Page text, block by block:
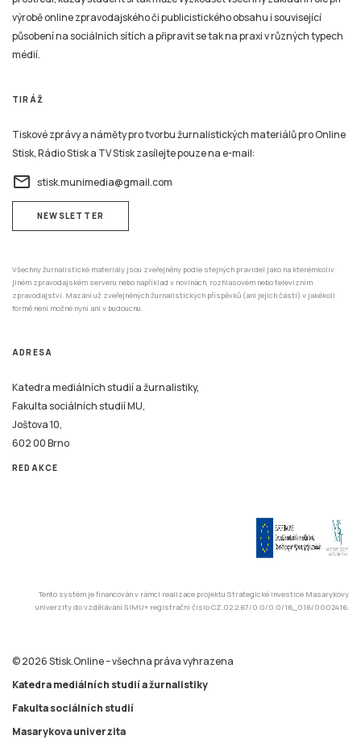
výrobě online zpravodajského či publicistického obsahu i související
působení na sociálních sítích a připravit se tak na praxi v různých typech
médií.
TIRÁŽ
Tiskové zprávy a náměty pro tvorbu žurnalistických materiálů pro Online
Stisk, Rádio Stisk a TV Stisk zasílejte pouze na e-mail:
email stisk.munimedia@gmail.com
NEWSLETTER
Všechny žurnalistické materiály jsou zveřejněny podle stejných pravidel jako na kterémkoliv
jiném zpravodajském serveru nebo například v novinách, rozhlasovém nebo televizním
zpravodajství. Mazání už zveřejněných žurnalistických příspěvků (ani jejich částí) v jakékoli
formě není možné nyní ani v budoucnu.
ADRESA
Katedra mediálních studií a žurnalistiky,
Fakulta sociálních studií MU,
Joštova 10,
602 00 Brno
REDAKCE
Tento systém je financován v rámci realizace projektu Strategické investice Masarykovy
univerzity do vzdělávání SIMU+ registrační číslo CZ.02.2.67/0.0/0.0/16_016/0002416.
© 2026 Stisk.Online – všechna práva vyhrazena
Katedra mediálních studií a žurnalistiky
Fakulta sociálních studií
Masarykova univerzita